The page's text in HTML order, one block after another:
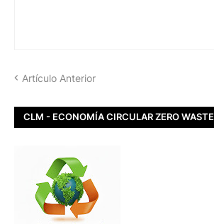
Artículo Anterior
CLM - ECONOMÍA CIRCULAR ZERO WASTE